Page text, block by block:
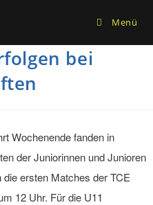
Menü
bei
Wochenende fanden in
der Juniorinnen und Junioren
ersten Matches der TCE
12 Uhr. Für die U11